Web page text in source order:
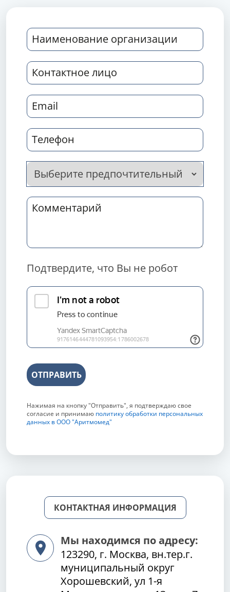
Подтвердите, что Вы не робот
ОТПРАВИТЬ
Нажимая на кнопку "Отправить", я подтверждаю свое
согласие и принимаю политику обработки персональных
данных в ООО "Аритмомед"
КОНТАКТНАЯ ИНФОРМАЦИЯ
Мы находимся по адресу:
123290, г. Москва, вн.тер.г.
муниципальный округ
Хорошевский, ул 1-я